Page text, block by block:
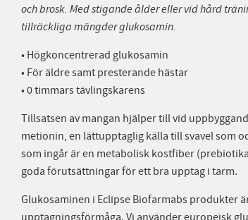
och brosk. Med stigande ålder eller vid hård
tillräckliga mängder glukosamin.
• Högkoncentrerad glukosamin
• För äldre samt presterande hästar
• 0 timmars tävlingskarens
Tillsatsen av mangan hjälper till vid
metionin, en lättupptaglig källa till svavel som
som ingår är en metabolisk kostfiber
goda förutsättningar för ett bra upptag i tarm.
Glukosaminen i Eclipse Biofarmabs produkter